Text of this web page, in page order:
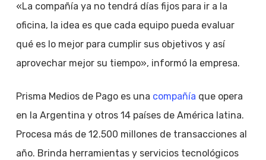
«La compañía ya no tendrá días fijos para ir a la
oficina, la idea es que cada equipo pueda evaluar
qué es lo mejor para cumplir sus objetivos y así
aprovechar mejor su tiempo», informó la empresa.
Prisma Medios de Pago es una compañía que opera
en la Argentina y otros 14 países de América latina.
Procesa más de 12.500 millones de transacciones al
año. Brinda herramientas y servicios tecnológicos